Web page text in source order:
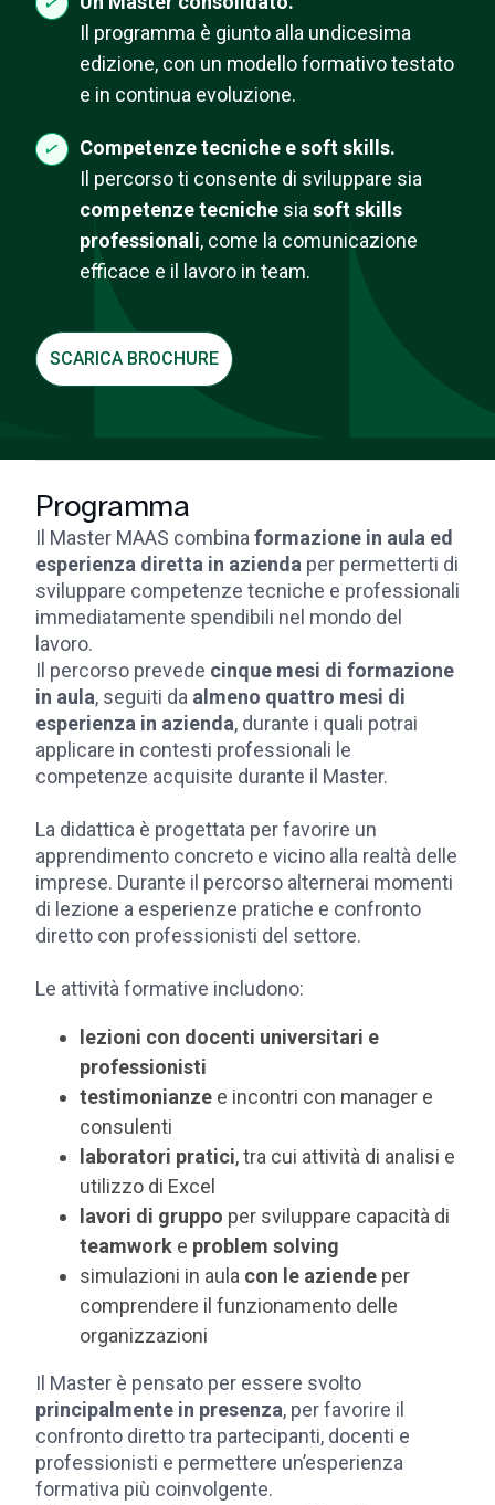
Il programma è giunto alla undicesima
edizione, con un modello formativo testato
e in continua evoluzione.
Competenze tecniche e soft skills.
Il percorso ti consente di sviluppare sia
competenze tecniche sia soft skills
professionali, come la comunicazione
efficace e il lavoro in team.
SCARICA BROCHURE
Programma
Il Master MAAS combina formazione in aula ed
esperienza diretta in azienda per permetterti di
sviluppare competenze tecniche e professionali
immediatamente spendibili nel mondo del
lavoro.
Il percorso prevede cinque mesi di formazione
in aula, seguiti da almeno quattro mesi di
esperienza in azienda, durante i quali potrai
applicare in contesti professionali le
competenze acquisite durante il Master.
La didattica è progettata per favorire un
apprendimento concreto e vicino alla realtà delle
imprese. Durante il percorso alternerai momenti
di lezione a esperienze pratiche e confronto
diretto con professionisti del settore.
Le attività formative includono:
lezioni con docenti universitari e
professionisti
testimonianze e incontri con manager e
consulenti
laboratori pratici, tra cui attività di analisi e
utilizzo di Excel
lavori di gruppo per sviluppare capacità di
teamwork e problem solving
simulazioni in aula con le aziende per
comprendere il funzionamento delle
organizzazioni
Il Master è pensato per essere svolto
principalmente in presenza, per favorire il
confronto diretto tra partecipanti, docenti e
professionisti e permettere un’esperienza
formativa più coinvolgente.